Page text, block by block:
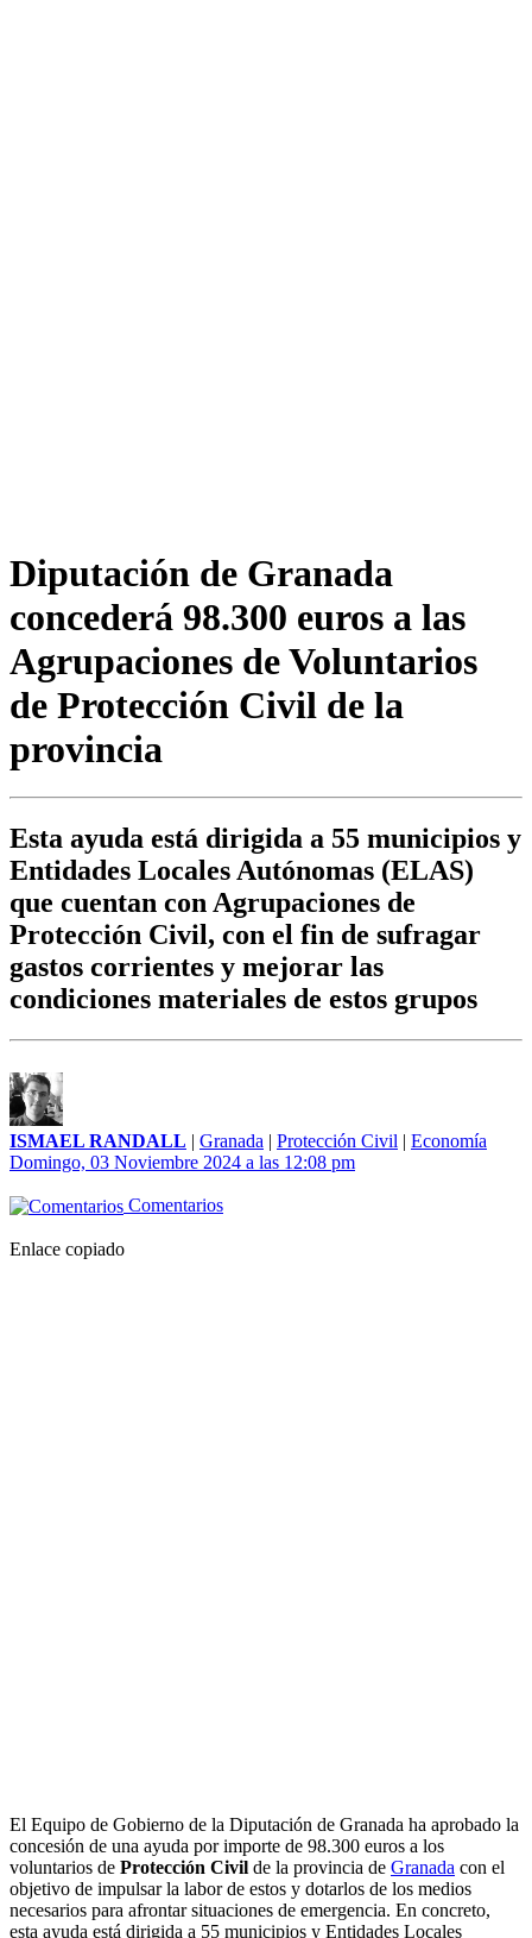
Diputación de Granada
concederá 98.300 euros a las
Agrupaciones de Voluntarios
de Protección Civil de la
provincia
Esta ayuda está dirigida a 55 municipios y
Entidades Locales Autónomas (ELAS)
que cuentan con Agrupaciones de
Protección Civil, con el fin de sufragar
gastos corrientes y mejorar las
condiciones materiales de estos grupos
ISMAEL RANDALL | Granada | Protección Civil | Economía
Domingo, 03 Noviembre 2024 a las 12:08 pm
Comentarios
Enlace copiado
El Equipo de Gobierno de la Diputación de Granada ha aprobado la
concesión de una ayuda por importe de 98.300 euros a los
voluntarios de Protección Civil de la provincia de Granada con el
objetivo de impulsar la labor de estos y dotarlos de los medios
necesarios para afrontar situaciones de emergencia. En concreto,
esta ayuda está dirigida a 55 municipios y Entidades Locales